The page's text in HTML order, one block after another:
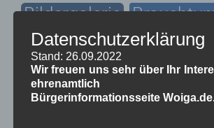
Bildergalerie
Dorferneuerung ,
Dorfplatz ,Energiewende Fest
Gesundheit , Gewerbe , Haushalt
Datenschutzerklärung
Stand: 26.09.2022
Wir freuen uns sehr über Ihr
ehrenamtlich
Bürgerinformationsseite Woiga.de.